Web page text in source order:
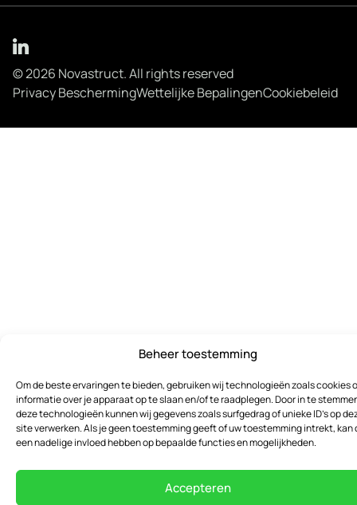
Beheer toestemming
Om de beste ervaringen te bieden, gebruiken wij technologieën zoals cookies
informatie over je apparaat op te slaan en/of te raadplegen. Door in te
deze technologieën kunnen wij gegevens zoals surfgedrag of unieke ID's op
site verwerken. Als je geen toestemming geeft of uw toestemming intrekt, kan
een nadelige invloed hebben op bepaalde functies en mogelijkheden.
Accepteren
© 2026 Novastruct. All rights reserved
Privacy BeschermingWettelijke BepalingenCookiebeleid